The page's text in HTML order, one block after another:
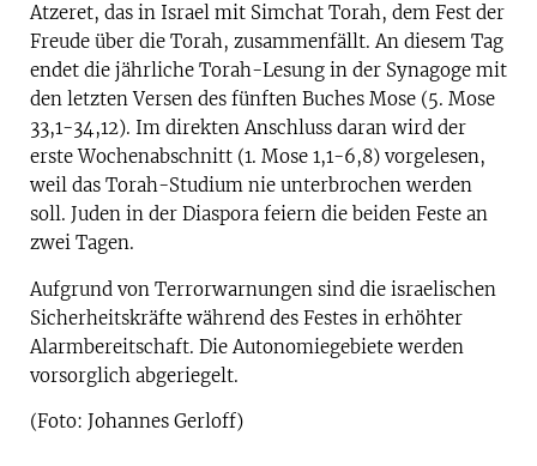
Atzeret, das in Israel mit Simchat Torah, dem Fest der
Freude über die Torah, zusammenfällt. An diesem Tag
endet die jährliche Torah-Lesung in der Synagoge mit
den letzten Versen des fünften Buches Mose (5. Mose
33,1-34,12). Im direkten Anschluss daran wird der
erste Wochenabschnitt (1. Mose 1,1-6,8) vorgelesen,
weil das Torah-Studium nie unterbrochen werden
soll. Juden in der Diaspora feiern die beiden Feste an
zwei Tagen.
Aufgrund von Terrorwarnungen sind die israelischen
Sicherheitskräfte während des Festes in erhöhter
Alarmbereitschaft. Die Autonomiegebiete werden
vorsorglich abgeriegelt.
(Foto: Johannes Gerloff)